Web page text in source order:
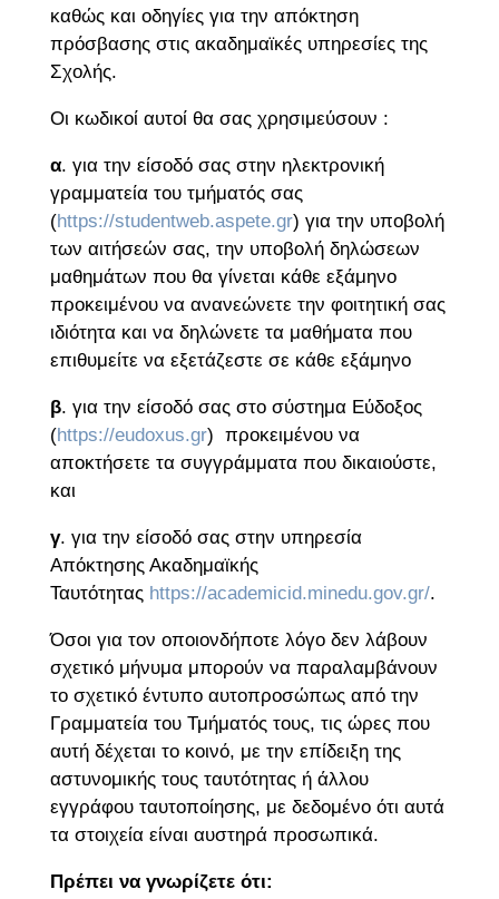
καθώς και οδηγίες για την απόκτηση
πρόσβασης στις ακαδημαϊκές υπηρεσίες της
Σχολής.
Οι κωδικοί αυτοί θα σας χρησιμεύσουν :
α. για την είσοδό σας στην ηλεκτρονική
γραμματεία του τμήματός σας
(https://studentweb.aspete.gr) για την υποβολή
των αιτήσεών σας, την υποβολή δηλώσεων
μαθημάτων που θα γίνεται κάθε εξάμηνο
προκειμένου να ανανεώνετε την φοιτητική σας
ιδιότητα και να δηλώνετε τα μαθήματα που
επιθυμείτε να εξετάζεστε σε κάθε εξάμηνο
β. για την είσοδό σας στο σύστημα Εύδοξος
(https://eudoxus.gr) προκειμένου να
αποκτήσετε τα συγγράμματα που δικαιούστε,
και
γ. για την είσοδό σας στην υπηρεσία
Απόκτησης Ακαδημαϊκής
Ταυτότητας https://academicid.minedu.gov.gr/.
Όσοι για τον οποιονδήποτε λόγο δεν λάβουν
σχετικό μήνυμα μπορούν να παραλαμβάνουν
το σχετικό έντυπο αυτοπροσώπως από την
Γραμματεία του Τμήματός τους, τις ώρες που
αυτή δέχεται το κοινό, με την επίδειξη της
αστυνομικής τους ταυτότητας ή άλλου
εγγράφου ταυτοποίησης, με δεδομένο ότι αυτά
τα στοιχεία είναι αυστηρά προσωπικά.
Πρέπει να γνωρίζετε ότι: